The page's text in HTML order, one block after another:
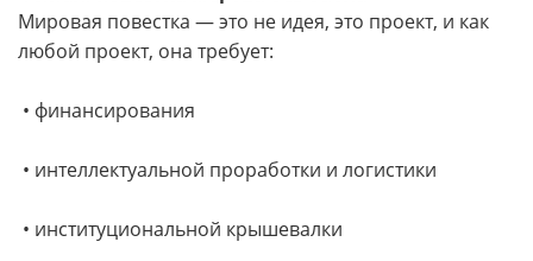
Мировая повестка — это не идея, это проект, и как
любой проект, она требует:
• финансирования
• интеллектуальной проработки и логистики
• институциональной крышевалки